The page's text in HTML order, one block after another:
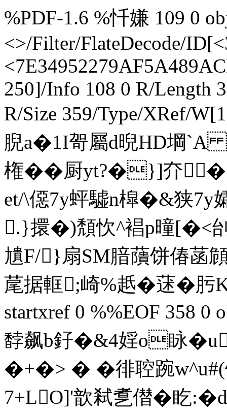
%PDF-1.6 %忏嫌 109 0
<>/Filter/FlateDecode/
250]/Info 108 0 R/Length
R/Size 359/Type/XRef/
腉a�1I哿屬d晲HD堈`A
権��厨yt?�}]夰 �;
et/\僫7y蚲驉n槹�&狭
.}擐�)頽忺^裮p曈
尵F/}扇 SM腤藬饼偆
荱据軭;崎%赿�蒁�
startxref 0 %%EOF 358
馞飙b釨�&4婬o眿
�+�> � � 徘聜踠
7+LO]'歆弒乽僣�盵